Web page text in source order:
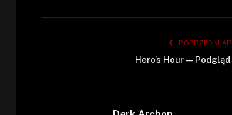
POPRZEDNI
Hero’s Hour — Podgląd